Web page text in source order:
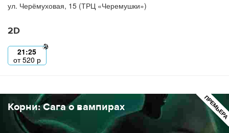
ул. Черёмуховая, 15 (ТРЦ «Черемушки»)
2D
21:25
от520 р
Корни: Сага о вампирах